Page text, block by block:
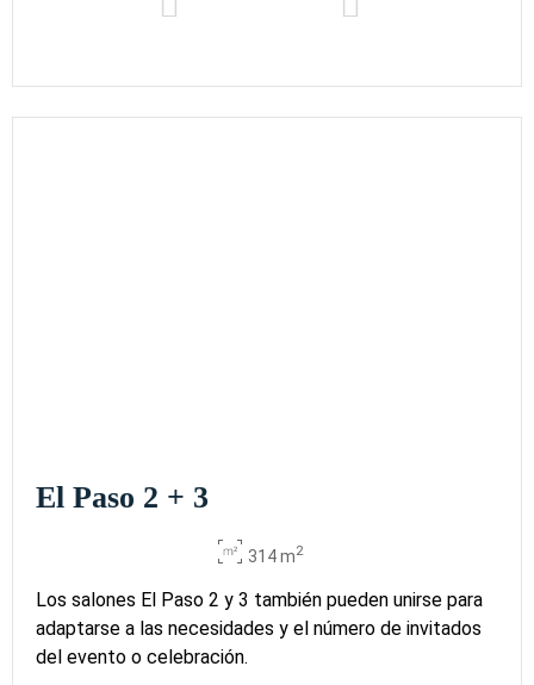
El Paso 2 + 3
314 m2
Los salones El Paso 2 y 3 también pueden unirse para
adaptarse a las necesidades y el número de invitados
del evento o celebración.